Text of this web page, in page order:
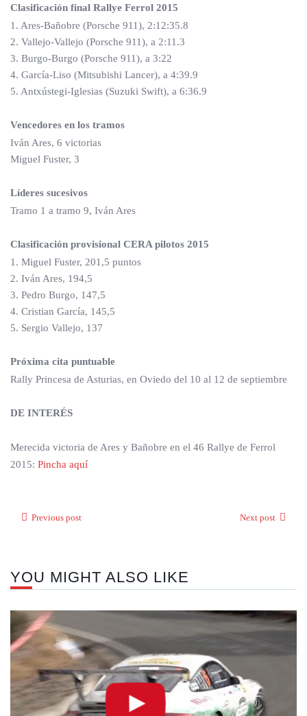
Clasificación final Rallye Ferrol 2015
1. Ares-Bañobre (Porsche 911), 2:12:35.8
2. Vallejo-Vallejo (Porsche 911), a 2:11.3
3. Burgo-Burgo (Porsche 911), a 3:22
4. García-Liso (Mitsubishi Lancer), a 4:39.9
5. Antxústegi-Iglesias (Suzuki Swift), a 6:36.9
Vencedores en los tramos
Iván Ares, 6 victorias
Miguel Fuster, 3
Líderes sucesivos
Tramo 1 a tramo 9, Iván Ares
Clasificación provisional CERA pilotos 2015
1. Miguel Fuster, 201,5 puntos
2. Iván Ares, 194,5
3. Pedro Burgo, 147,5
4. Cristian García, 145,5
5. Sergio Vallejo, 137
Próxima cita puntuable
Rally Princesa de Asturias, en Oviedo del 10 al 12 de septiembre
DE INTERÉS
Merecida victoria de Ares y Bañobre en el 46 Rallye de Ferrol
2015: Pincha aquí
Previous post Next post
YOU MIGHT ALSO LIKE